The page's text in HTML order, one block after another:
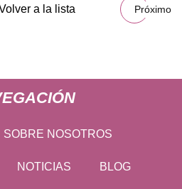
a la lista Próximo
SOBRE NOSOTROS
NOTICIAS BLOG